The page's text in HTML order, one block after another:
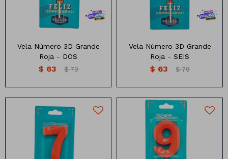
Vela Número 3D Grande
Roja - DOS
$ 63 $ 79
Vela Número 3D Grande
Roja - SEIS
$ 63 $ 79
Vela numero 3d grande color
rojo (7CM)
Vela numero 3d grande color
rojo (7CM)